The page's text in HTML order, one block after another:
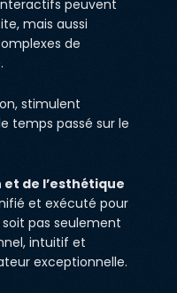
peuvent
mais aussi
de
stimulent
temps passé sur le
et de l’esthétique
et exécuté pour
pas seulement
intuitif et
exceptionnelle.